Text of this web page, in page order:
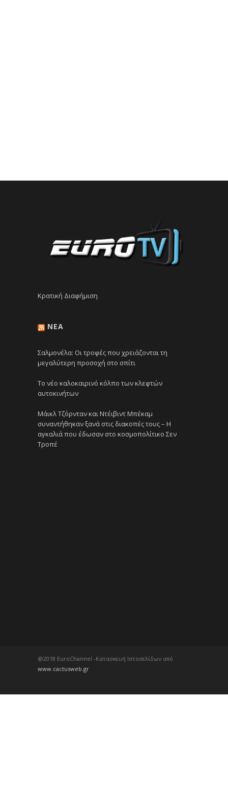
Κρατική Διαφήμιση
NEA
Σαλμονέλα: Οι τροφές που χρειάζονται τη
μεγαλύτερη προσοχή στο σπίτι
Το νέο καλοκαιρινό κόλπο των κλεφτών
αυτοκινήτων
Μάικλ Τζόρνταν και Ντέιβιντ Μπέκαμ
συναντήθηκαν ξανά στις διακοπές τους – Η
αγκαλιά που έδωσαν στο κοσμοπολίτικο Σεν
Τροπέ
@2018 EuroChannel -Κατασκευή Ιστοσελίδων από
www.cactusweb.gr